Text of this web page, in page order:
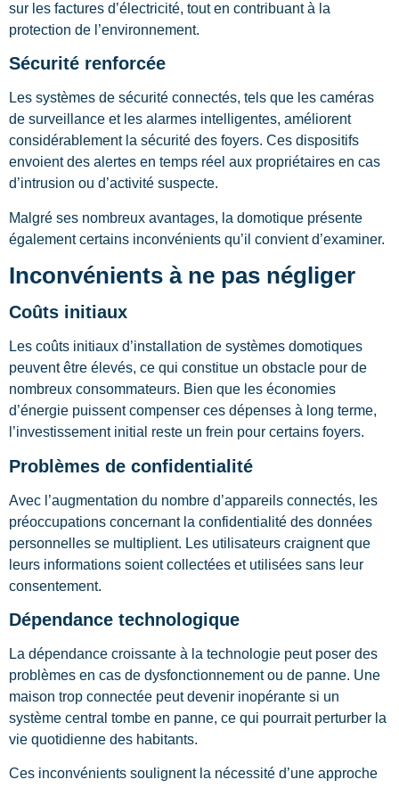
sur les factures d’électricité, tout en contribuant à la
protection de l’environnement.
Sécurité renforcée
Les systèmes de sécurité connectés, tels que les caméras
de surveillance et les alarmes intelligentes, améliorent
considérablement la sécurité des foyers. Ces dispositifs
envoient des alertes en temps réel aux propriétaires en cas
d’intrusion ou d’activité suspecte.
Malgré ses nombreux avantages, la domotique présente
également certains inconvénients qu’il convient d’examiner.
Inconvénients à ne pas négliger
Coûts initiaux
Les coûts initiaux d’installation de systèmes domotiques
peuvent être élevés, ce qui constitue un obstacle pour de
nombreux consommateurs. Bien que les économies
d’énergie puissent compenser ces dépenses à long terme,
l’investissement initial reste un frein pour certains foyers.
Problèmes de confidentialité
Avec l’augmentation du nombre d’appareils connectés, les
préoccupations concernant la confidentialité des données
personnelles se multiplient. Les utilisateurs craignent que
leurs informations soient collectées et utilisées sans leur
consentement.
Dépendance technologique
La dépendance croissante à la technologie peut poser des
problèmes en cas de dysfonctionnement ou de panne. Une
maison trop connectée peut devenir inopérante si un
système central tombe en panne, ce qui pourrait perturber la
vie quotidienne des habitants.
Ces inconvénients soulignent la nécessité d’une approche